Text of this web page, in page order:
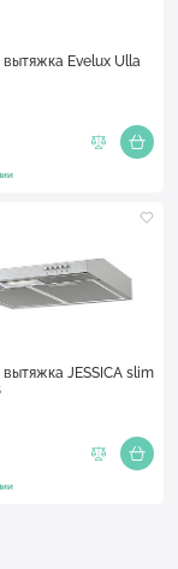
Evelux Ulla
JESSICA slim